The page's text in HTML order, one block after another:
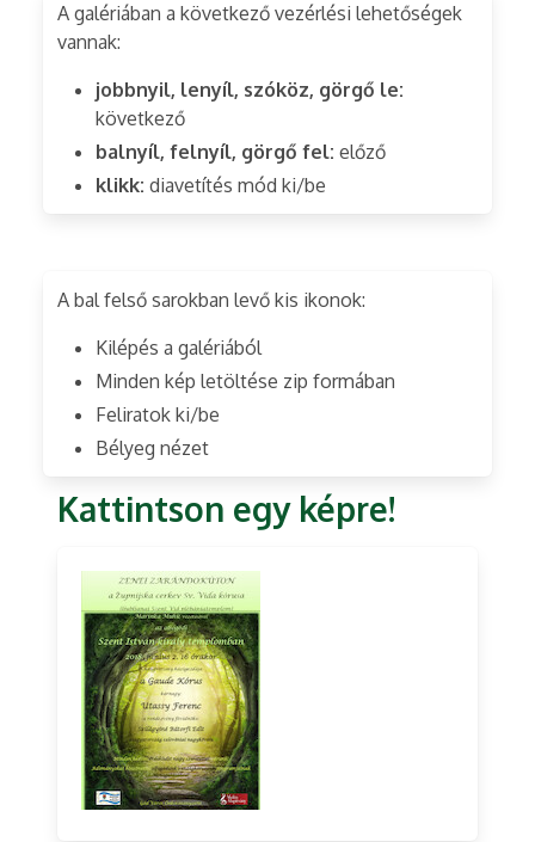
A galériában a következő vezérlési lehetőségek
vannak:
jobbnyil, lenyíl, szóköz, görgő le:
következő
balnyíl, felnyíl, görgő fel: előző
klikk: diavetítés mód ki/be
A bal felső sarokban levő kis ikonok:
Kilépés a galériából
Minden kép letöltése zip formában
Feliratok ki/be
Bélyeg nézet
Kattintson egy képre!